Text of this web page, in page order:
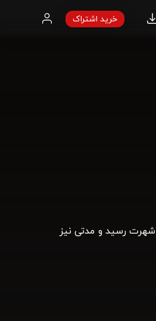
خرید اشتراک
شهرت رسید و مدتی نیز